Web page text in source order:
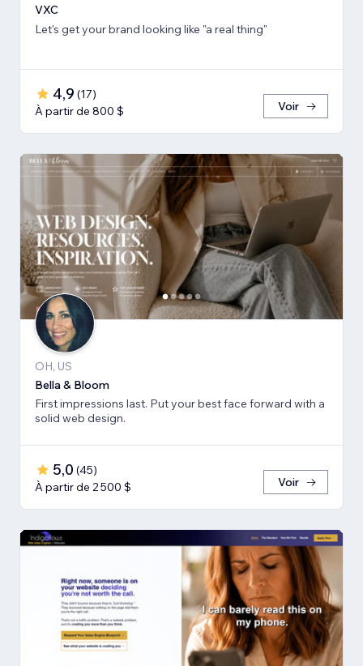
VXC
Let's get your brand looking like "a real thing"
4,9 (17)
À partir de 800 $
Voir
OH, US
Bella & Bloom
First impressions last. Put your best face forward with a
solid web design.
5,0 (45)
À partir de 2 500 $
Voir